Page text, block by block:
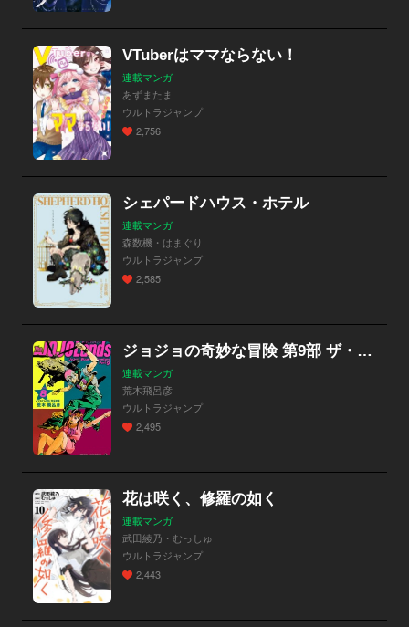
VTuberはママならない！
連載マンガ
あずまたま
ウルトラジャンプ
2,756
シェパードハウス・ホテル
連載マンガ
森数機・はまぐり
ウルトラジャンプ
2,585
ジョジョの奇妙な冒険 第9部 ザ・ジョジョランズ
連載マンガ
荒木飛呂彦
ウルトラジャンプ
2,495
花は咲く、修羅の如く
連載マンガ
武田綾乃・むっしゅ
ウルトラジャンプ
2,443